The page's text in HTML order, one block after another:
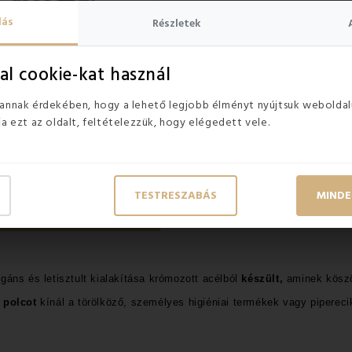
Részletek
cookie-kat használ
érdekében, hogy a lehető legjobb élményt nyújtsuk
ezt az oldalt, feltételezzük, hogy elégedett vele.
TESTRESZABÁS
fürdőszobai polc
VÁSÁRLÓI VÉLEMÉNYEK
és letisztult kialakítása krómozott acélból
készült, aminek
polcot kínál a törölköző, személyes higiéniai termékek vagy